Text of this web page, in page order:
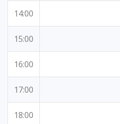
14:00
15:00
16:00
17:00
18:00